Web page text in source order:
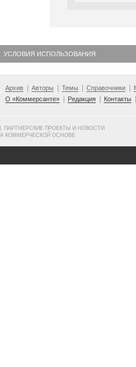
УСЛОВИЯ ИСПОЛЬЗОВАНИЯ
Архив Авторы Темы Справочники
О «Коммерсанте»
Редакция Контакты
ПАРТНЕРСКИЕ ПРОЕКТЫ И НОВОСТИ
КОММЕРЧЕСКОЙ ОСНОВЕ